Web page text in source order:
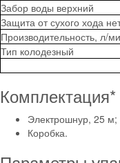
Забор воды верхний
Защита от сухого хода
Производительность, л/
Тип колодезный
Комплектация*
Электрошнур, 25 м;
Коробка.